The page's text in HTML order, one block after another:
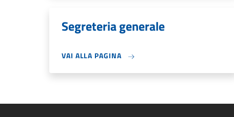
Segreteria generale
VAI ALLA PAGINA